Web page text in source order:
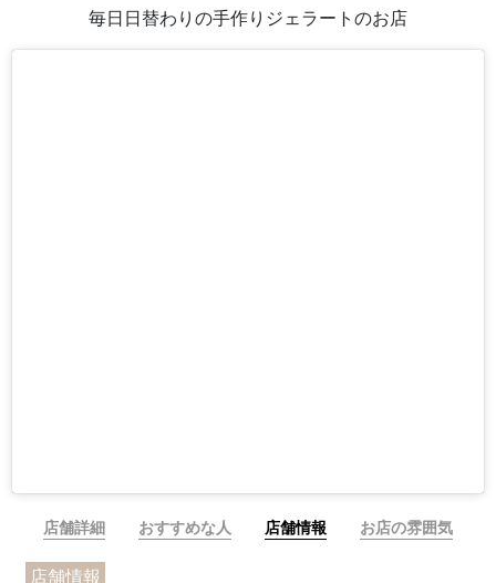
毎日日替わりの手作りジェラートのお店
店舗詳細 おすすめな人 店舗情報 お店の雰囲気
店舗情報